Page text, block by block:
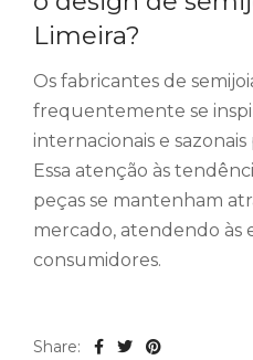
Limeira?
Os fabricantes de
frequentemente se
internacionais e
Essa atenção às
peças se mantenham
mercado, atendendo às
consumidores.
Share: